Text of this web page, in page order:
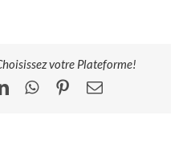
votre Plateforme!
LinkedInWhatsApp
Pinterest
Email